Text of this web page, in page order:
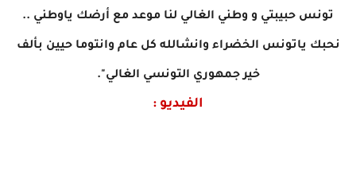
تونس حبيبتي و وطني الغالي لنا موعد مع أرضك ياوطني ..
نحبك ياتونس الخضراء وانشالله كل عام وانتوما حيين بألف
خير جمهوري التونسي الغالي".
الفيديو :